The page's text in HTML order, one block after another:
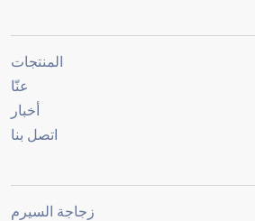
المنتجات
عنّا
أخبار
اتصل بنا
زجاجة السيرم